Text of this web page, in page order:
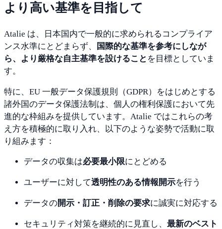
より 高い基準を 目指して
Atalie は、 日本国内で一般的に求め られる コンプライア
ンス水準に とどまらず、 国際的な基準を参考にしなが
ら、
より 厳格な自主基準を設けること を目標としてい ま
す。
特に、 EU 一般データ保護規則（GDPR） をはじめとする
諸外国のデータ保護法制は、 個人の権利 保護において先
進的な枠組みを提供してい ます。 Atalie ではこれらの考
え方を積極的に取り入れ、 以下のような姿勢で活動に取
り組み ます：
データの収集は必要最小限に とどめる
ユーザーに対して透明性のある情報開示を行う
データの開示・ 訂正・ 削除の要求に誠実に対応する
セキュリティ対策を継続的に 見直し、 最新のベスト